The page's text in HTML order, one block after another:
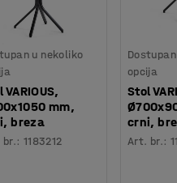
u nekoliko
VARIOUS,
mm,
breza
: 1183212
opcija
Stol
crni,
Art. br.: